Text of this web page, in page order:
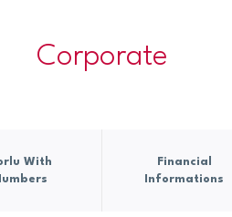
Corporate
With
Financial
Informations